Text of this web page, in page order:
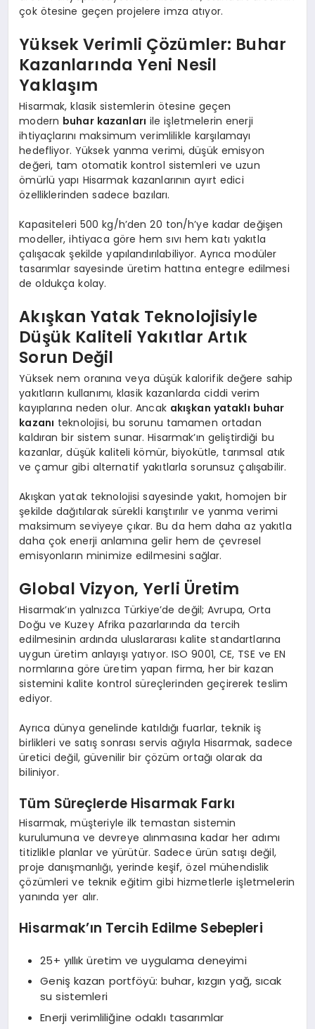
çok ötesine geçen projelere imza atıyor.
Yüksek Verimli Çözümler: Buhar
Kazanlarında Yeni Nesil
Yaklaşım
Hisarmak, klasik sistemlerin ötesine geçen
modern buhar kazanları ile işletmelerin enerji
ihtiyaçlarını maksimum verimlilikle karşılamayı
hedefliyor. Yüksek yanma verimi, düşük emisyon
değeri, tam otomatik kontrol sistemleri ve uzun
ömürlü yapı Hisarmak kazanlarının ayırt edici
özelliklerinden sadece bazıları.
Kapasiteleri 500 kg/h’den 20 ton/h’ye kadar değişen
modeller, ihtiyaca göre hem sıvı hem katı yakıtla
çalışacak şekilde yapılandırılabiliyor. Ayrıca modüler
tasarımlar sayesinde üretim hattına entegre edilmesi
de oldukça kolay.
Akışkan Yatak Teknolojisiyle
Düşük Kaliteli Yakıtlar Artık
Sorun Değil
Yüksek nem oranına veya düşük kalorifik değere sahip
yakıtların kullanımı, klasik kazanlarda ciddi verim
kayıplarına neden olur. Ancak akışkan yataklı buhar
kazanı teknolojisi, bu sorunu tamamen ortadan
kaldıran bir sistem sunar. Hisarmak’ın geliştirdiği bu
kazanlar, düşük kaliteli kömür, biyokütle, tarımsal atık
ve çamur gibi alternatif yakıtlarla sorunsuz çalışabilir.
Akışkan yatak teknolojisi sayesinde yakıt, homojen bir
şekilde dağıtılarak sürekli karıştırılır ve yanma verimi
maksimum seviyeye çıkar. Bu da hem daha az yakıtla
daha çok enerji anlamına gelir hem de çevresel
emisyonların minimize edilmesini sağlar.
Global Vizyon, Yerli Üretim
Hisarmak’ın yalnızca Türkiye’de değil; Avrupa, Orta
Doğu ve Kuzey Afrika pazarlarında da tercih
edilmesinin ardında uluslararası kalite standartlarına
uygun üretim anlayışı yatıyor. ISO 9001, CE, TSE ve EN
normlarına göre üretim yapan firma, her bir kazan
sistemini kalite kontrol süreçlerinden geçirerek teslim
ediyor.
Ayrıca dünya genelinde katıldığı fuarlar, teknik iş
birlikleri ve satış sonrası servis ağıyla Hisarmak, sadece
üretici değil, güvenilir bir çözüm ortağı olarak da
biliniyor.
Tüm Süreçlerde Hisarmak Farkı
Hisarmak, müşteriyle ilk temastan sistemin
kurulumuna ve devreye alınmasına kadar her adımı
titizlikle planlar ve yürütür. Sadece ürün satışı değil,
proje danışmanlığı, yerinde keşif, özel mühendislik
çözümleri ve teknik eğitim gibi hizmetlerle işletmelerin
yanında yer alır.
Hisarmak’ın Tercih Edilme Sebepleri
25+ yıllık üretim ve uygulama deneyimi
Geniş kazan portföyü: buhar, kızgın yağ, sıcak
su sistemleri
Enerji verimliliğine odaklı tasarımlar